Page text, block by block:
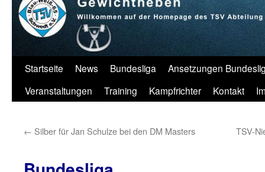
Startseite News Bundesliga
Ansetzungen
Veranstaltungen
Training Kampfrichter Kontakt
← Silber für Jan Schulze bei den DM Masters TSV-